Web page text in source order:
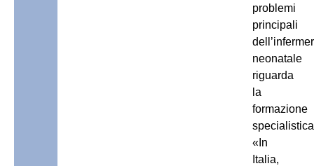
problemi
principali
neonatale
riguarda
la
formazione
«In
Italia,